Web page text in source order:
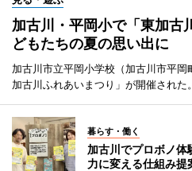
加古川・平岡小で「東加
どもたちの夏の思い出に
加古川市立平岡小学校（加古川市平
加古川ふれあいまつり」が開催された。
暮らす・働く
加古川でプロボノ
力に変える仕組み提